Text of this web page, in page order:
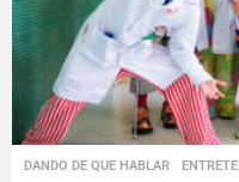
DANDO DE QUE HABLAR ,